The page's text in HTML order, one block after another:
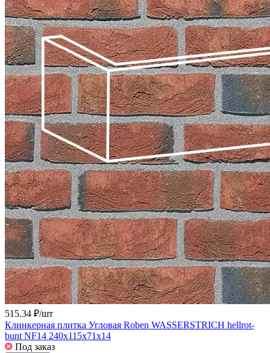
515.34 ₽/шт
Клинкерная плитка Угловая Roben WASSERSTRICH hellrot-
bunt NF14 240x115x71x14
Под заказ